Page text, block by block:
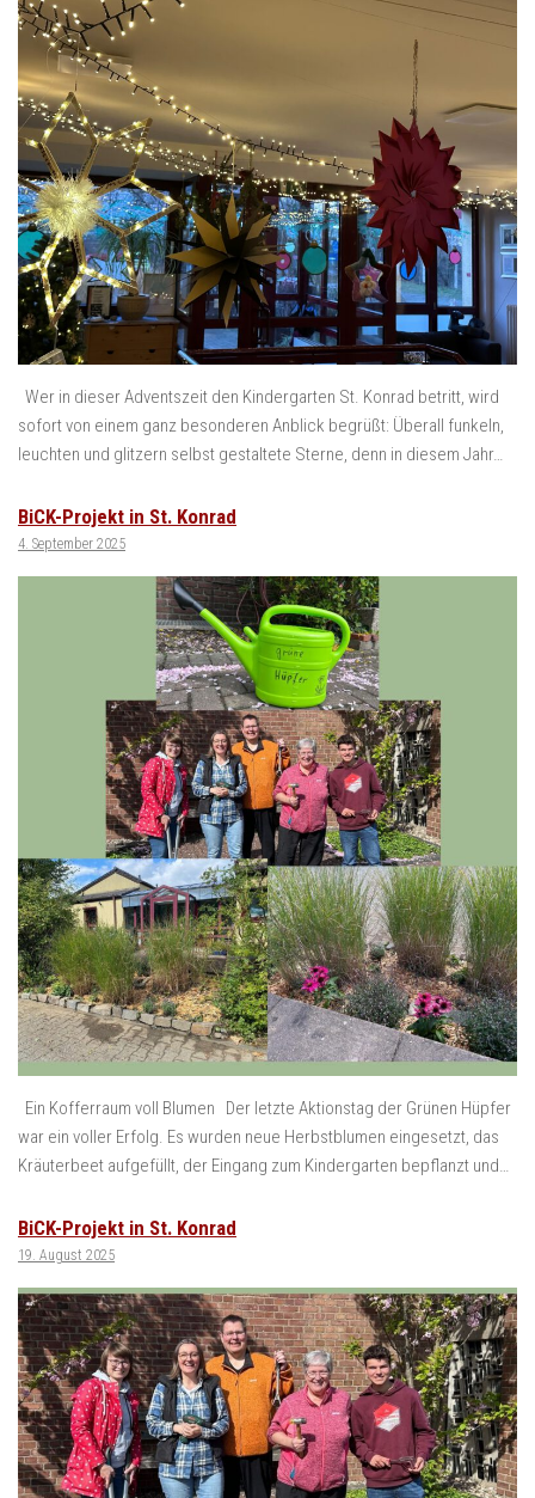
Wer in dieser Adventszeit den Kindergarten St. Konrad betritt, wird
sofort von einem ganz besonderen Anblick begrüßt: Überall funkeln,
leuchten und glitzern selbst gestaltete Sterne, denn in diesem Jahr…
BiCK-Projekt in St. Konrad
4. September 2025
Ein Kofferraum voll Blumen Der letzte Aktionstag der Grünen Hüpfer
war ein voller Erfolg. Es wurden neue Herbstblumen eingesetzt, das
Kräuterbeet aufgefüllt, der Eingang zum Kindergarten bepflanzt und…
BiCK-Projekt in St. Konrad
19. August 2025